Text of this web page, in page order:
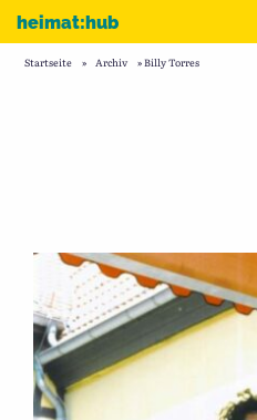
Zum Inhalt
heimat:hub
Startseite » Archiv »Billy Torres